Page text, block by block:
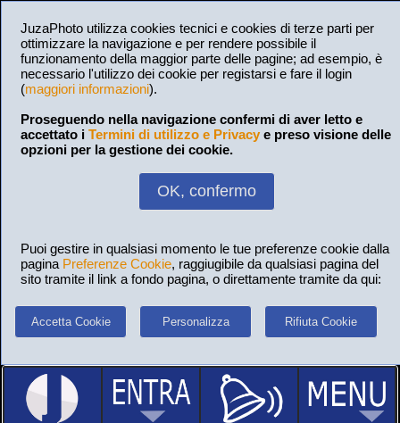
JuzaPhoto utilizza cookies tecnici e cookies di terze parti per
ottimizzare la navigazione e per rendere possibile il
funzionamento della maggior parte delle pagine; ad esempio, è
necessario l'utilizzo dei cookie per registarsi e fare il login
(maggiori informazioni).
Proseguendo nella navigazione confermi di aver letto e
accettato i Termini di utilizzo e Privacy e preso visione delle
opzioni per la gestione dei cookie.
OK, confermo
Puoi gestire in qualsiasi momento le tue preferenze cookie dalla
pagina Preferenze Cookie, raggiugibile da qualsiasi pagina del
sito tramite il link a fondo pagina, o direttamente tramite da qui:
Accetta Cookie Personalizza Rifiuta Cookie